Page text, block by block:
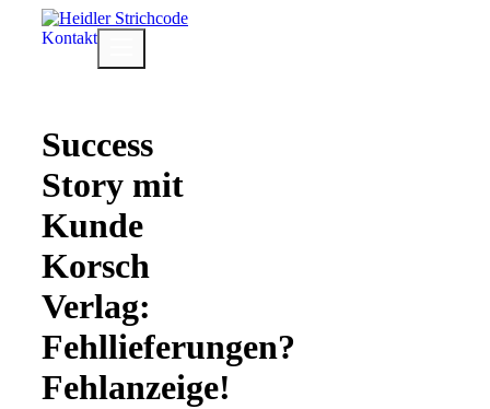
InhaltKontakt
Success
Story mit
Kunde
Korsch
Verlag:
Fehllieferungen?
Fehlanzeige!